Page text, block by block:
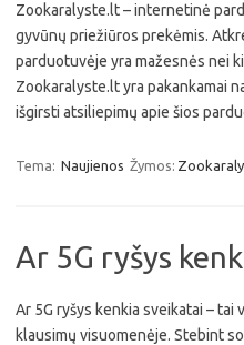
Zookaralyste.lt – internetinė
gyvūnų priežiūros prekėmis.
parduotuvėje yra mažesnės nei
Zookaralyste.lt yra pakankamai
išgirsti atsiliepimų apie šios
Tema: Naujienos Žymos:
Ar 5G ryšys
Ar 5G ryšys kenkia sveikatai – tai
klausimų visuomenėje. Stebint